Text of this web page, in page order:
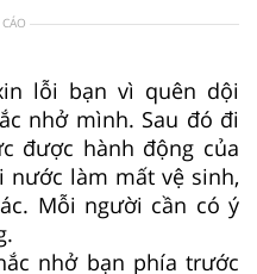
lỗi bạn vì quên dội
nhở mình. Sau đó đi
được hành động của
nước làm mất vệ sinh,
Mỗi người cần có ý
nhở bạn phía trước